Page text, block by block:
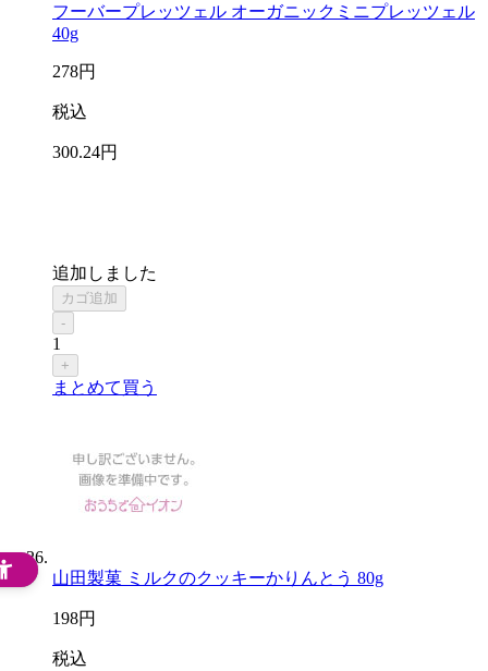
フーバープレッツェル オーガニックミニプレッツェル
40g
278円
税込
300.24円
追加しました
カゴ追加
-
1
+
まとめて買う
山田製菓 ミルクのクッキーかりんとう 80g
198円
税込